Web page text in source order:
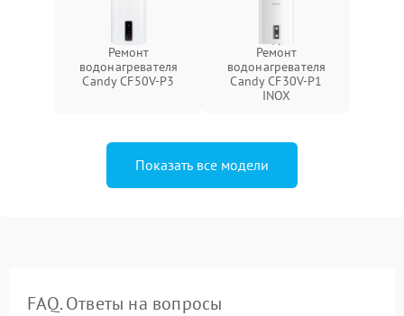
Ремонт
водонагревателя
Candy CF50V-P3
Ремонт
водонагревателя
Candy CF30V-P1
INOX
Показать все модели
FAQ. Ответы на вопросы